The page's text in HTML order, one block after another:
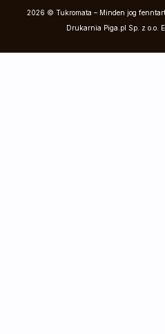
2026 © Tukromata – Minden jog
Drukarnia Piga.pl Sp. z o.o.